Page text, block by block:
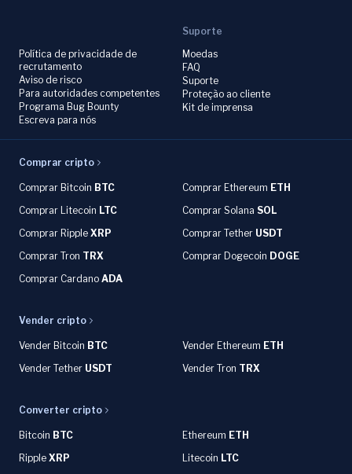
Política de privacidade de
recrutamento
Aviso de risco
Para autoridades competentes
Programa Bug Bounty
Escreva para nós
Suporte
Moedas
FAQ
Suporte
Proteção ao cliente
Kit de imprensa
Comprar cripto
Comprar Bitcoin BTC Comprar Ethereum ETH
Comprar Litecoin LTC Comprar Solana SOL
Comprar Ripple XRP Comprar Tether USDT
Comprar Tron TRX Comprar Dogecoin DOGE
Comprar Cardano ADA
Vender cripto
Vender Bitcoin BTC Vender Ethereum ETH
Vender Tether USDT Vender Tron TRX
Converter cripto
Bitcoin BTC Ethereum ETH
Ripple XRP Litecoin LTC